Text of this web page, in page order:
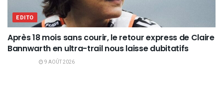
EDITO
Après 18 mois sans courir, le retour express de Claire
Bannwarth en ultra-trail nous laisse dubitatifs
9 AOÛT 2026